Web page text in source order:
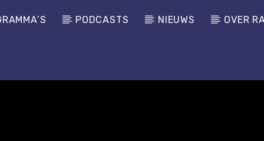
PODCASTS NIEUWS OVER